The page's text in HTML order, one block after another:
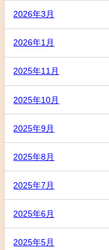
2026年3月
2026年1月
2025年11月
2025年10月
2025年9月
2025年8月
2025年7月
2025年6月
2025年5月